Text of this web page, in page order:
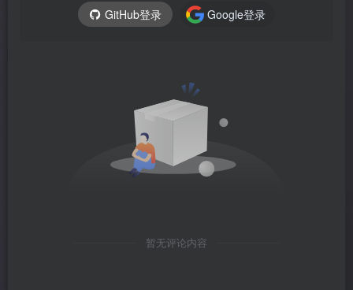
GitHub登录 Google登录
暂无评论内容